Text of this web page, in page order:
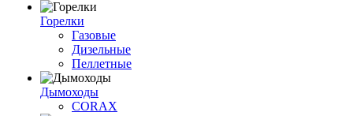
Горелки
Газовые
Дизельные
Пеллетные
Дымоходы
CORAX